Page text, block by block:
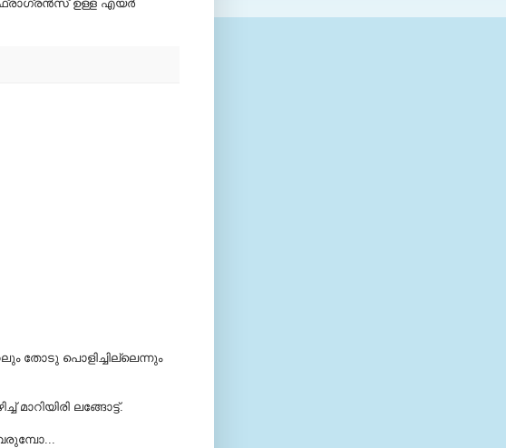
ഫ്രാഗ്രന്‍സ് ഉള്ള എയര്‍
തോടു പൊളിച്ചില്ലെന്നും
ലങ്ങോട്ട്.